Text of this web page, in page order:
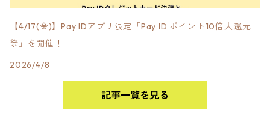
【4/17(金)】Pay IDアプリ限定「Pay ID ポイント10倍大還元
祭」を開催！
2026/4/8
記事一覧を見る